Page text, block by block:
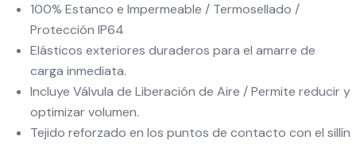
100% Estanco e Impermeable / Termosellado /
Protección IP64
Elásticos exteriores duraderos para el amarre de
carga inmediata.
Incluye Válvula de Liberación de Aire / Permite reducir y
optimizar volumen.
Tejido reforzado en los puntos de contacto con el sillín